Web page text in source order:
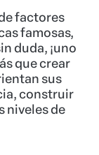
factores
famosas,
duda, ¡uno
que crear
sus
construir
niveles de